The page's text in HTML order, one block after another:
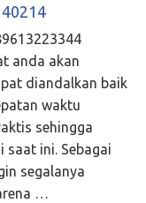
anda akan
diandalkan baik
waktu
sehingga
saat ini. Sebagai
segalanya
…